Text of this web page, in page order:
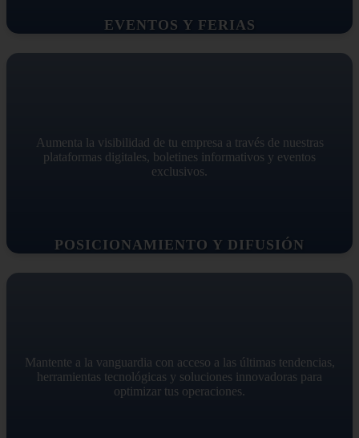
EVENTOS Y FERIAS
POSICIONAMIENTO Y DIFUSIÓN
Aumenta la visibilidad de tu empresa a través de nuestras
plataformas digitales, boletines informativos y eventos
exclusivos.
Mantente a la vanguardia con acceso a las últimas tendencias,
herramientas tecnológicas y soluciones innovadoras para
optimizar tus operaciones.